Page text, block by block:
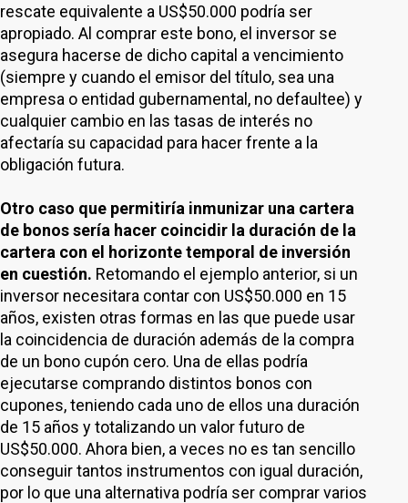
rescate equivalente a US$50.000 podría ser
apropiado. Al comprar este bono, el inversor se
asegura hacerse de dicho capital a vencimiento
(siempre y cuando el emisor del título, sea una
empresa o entidad gubernamental, no defaultee) y
cualquier cambio en las tasas de interés no
afectaría su capacidad para hacer frente a la
obligación futura.
Otro caso que permitiría inmunizar una cartera
de bonos sería hacer coincidir la duración de la
cartera con el horizonte temporal de inversión
en cuestión. Retomando el ejemplo anterior, si un
inversor necesitara contar con US$50.000 en 15
años, existen otras formas en las que puede usar
la coincidencia de duración además de la compra
de un bono cupón cero. Una de ellas podría
ejecutarse comprando distintos bonos con
cupones, teniendo cada uno de ellos una duración
de 15 años y totalizando un valor futuro de
US$50.000. Ahora bien, a veces no es tan sencillo
conseguir tantos instrumentos con igual duración,
por lo que una alternativa podría ser comprar varios